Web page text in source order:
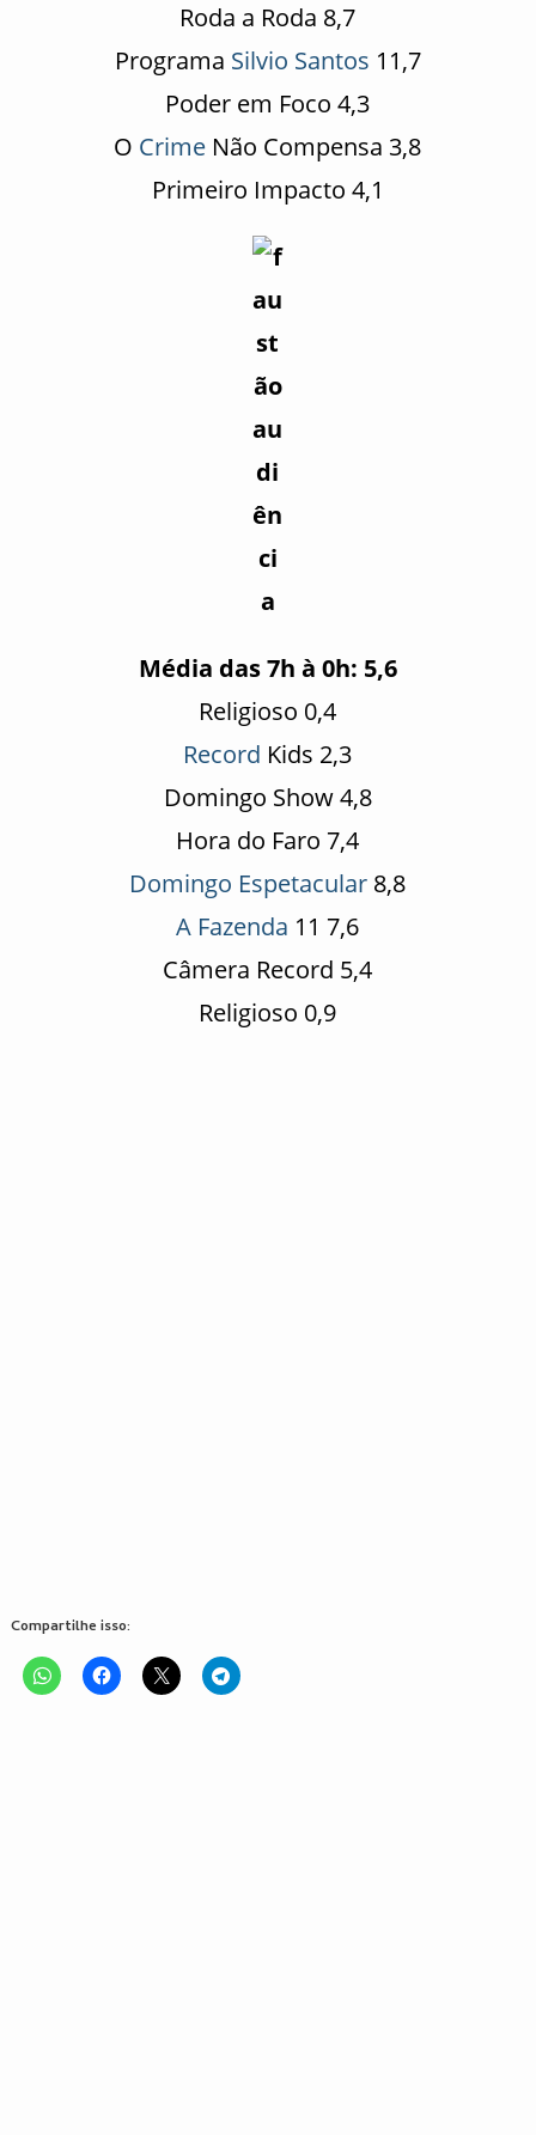
Roda a Roda 8,7
Programa Silvio Santos 11,7
Poder em Foco 4,3
O Crime Não Compensa 3,8
Primeiro Impacto 4,1
Média das 7h à 0h: 5,6
Religioso 0,4
Record Kids 2,3
Domingo Show 4,8
Hora do Faro 7,4
Domingo Espetacular 8,8
A Fazenda 11 7,6
Câmera Record 5,4
Religioso 0,9
Compartilhe isso: